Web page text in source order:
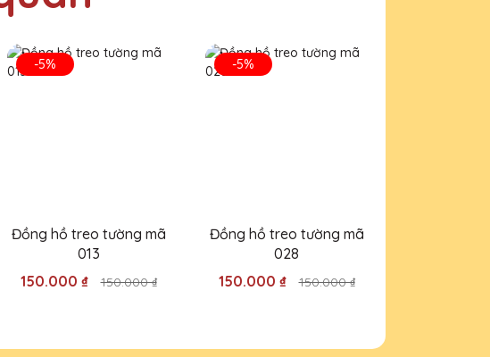
đều rất tuyệt vời!
-5%
Đồng hồ treo tường mã
013
150.000 ₫
150.000 ₫
-5%
Đồng hồ treo tường mã
028
150.000 ₫
150.000 ₫